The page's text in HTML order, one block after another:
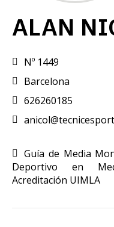
ALAN
Nº 1449
Barcelona
626260185
Guía de Media
Deportivo en
Acreditación UIMLA